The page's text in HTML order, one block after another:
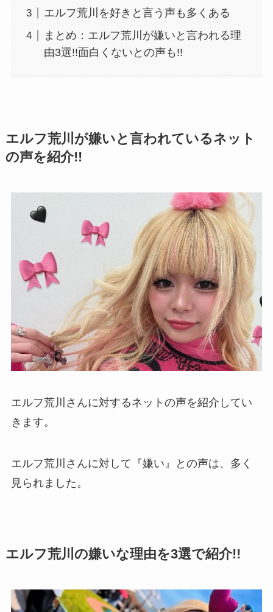
エルフ荒川を好きと言う声も多くある
まとめ：エルフ荒川が嫌いと言われる理
由3選!!面白くないとの声も!!
エルフ荒川が嫌いと言われているネット
の声を紹介!!
エルフ荒川さんに対するネットの声を紹介してい
きます。
エルフ荒川さんに対して『嫌い』との声は、多く
見られました。
エルフ荒川の嫌いな理由を3選で紹介!!